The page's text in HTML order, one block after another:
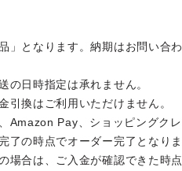
」となります。納期はお問い合わ
の日時指定は承れません。
引換はご利用いただけません。
Amazon Pay、ショッピングク
了の時点でオーダー完了となりま
場合は、ご入金が確認できた時